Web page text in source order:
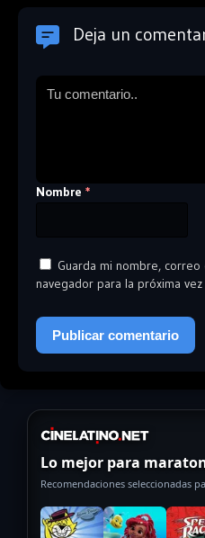
Deja un
Nombre *
Guarda mi nombre,
navegador para la próxima
Lo mejor para
Recomendaciones seleccionadas